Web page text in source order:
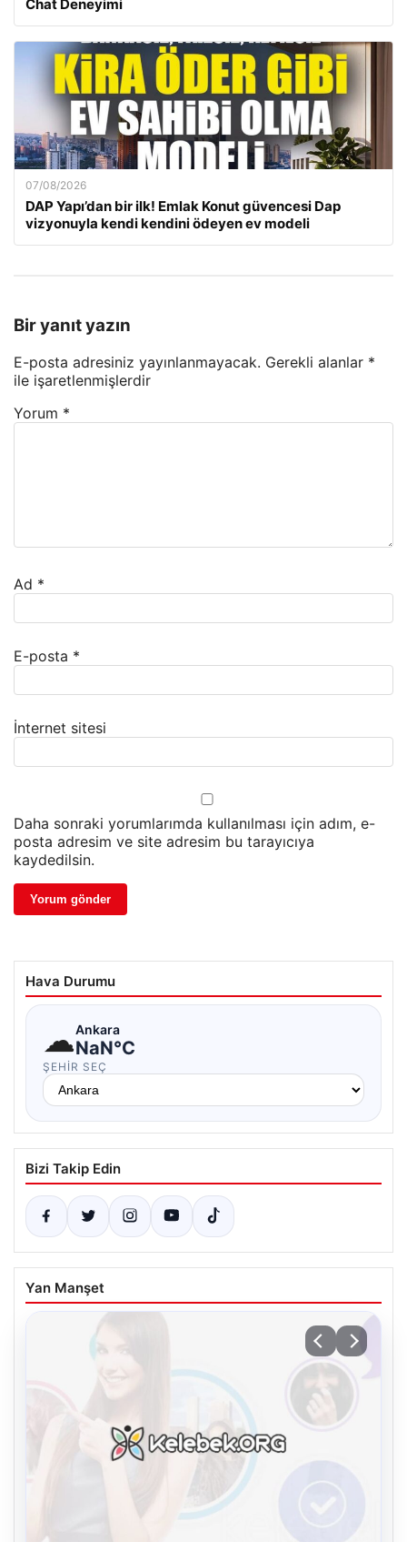
Chat Deneyimi
07/08/2026
DAP Yapı’dan bir ilk! Emlak Konut güvencesi Dap
vizyonuyla kendi kendini ödeyen ev modeli
Bir yanıt yazın
E-posta adresiniz yayınlanmayacak. Gerekli alanlar *
ile işaretlenmişlerdir
Yorum *
Ad *
E-posta *
İnternet sitesi
Daha sonraki yorumlarımda kullanılması için adım, e-
posta adresim ve site adresim bu tarayıcıya
kaydedilsin.
Hava Durumu
☁Ankara
NaN°C
ŞEHIR SEÇ
Bizi Takip Edin
Yan Manşet